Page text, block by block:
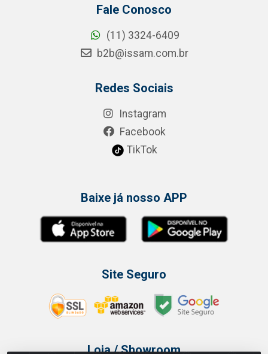
Fale Conosco
(11) 3324-6409
b2b@issam.com.br
Redes Sociais
Instagram
Facebook
TikTok
Baixe já nosso APP
Site Seguro
Loja / Showroom